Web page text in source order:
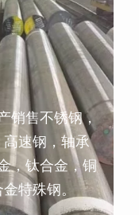
销售不锈钢，
速钢，轴承
，钛合金，铜
特殊钢。